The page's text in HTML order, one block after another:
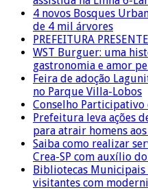
4 novos Bosques
de 4 mil árvores
PREFEITURA
WST Burguer: uma
gastronomia e amor
Feira de adoção
no Parque Villa-Lobos
Conselho Participativo
Prefeitura leva ações
para atrair homens
Saiba como realizar
Crea-SP com auxílio
Bibliotecas
visitantes com